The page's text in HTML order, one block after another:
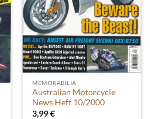
MEMORABILIA
Australian Motorcycle
News Heft 10/2000
3,99€